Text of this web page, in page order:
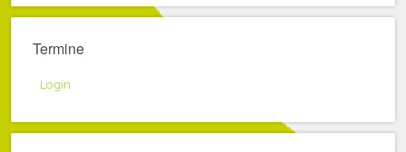
Termine
Login